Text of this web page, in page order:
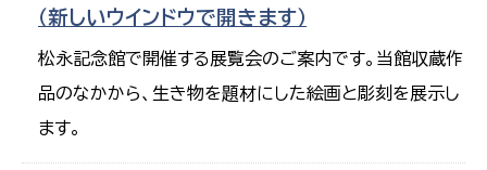
（新しいウインドウで開きます）
松永記念館で開催する展覧会のご案内です。当館収蔵作
品のなかから、生き物を題材にした絵画と彫刻を展示し
ます。